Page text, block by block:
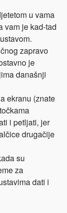
u vama
vam je kad-tad
zapravo
je
današnji
ekranu (znate
i petljati, jer
drugačije
su
za
dati i